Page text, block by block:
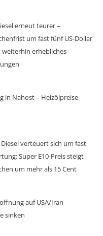
erneut teurer –
um fast fünf US-Dollar
weiterhin erhebliches
in Nahost – Heizölpreise
verteuert sich um fast
Super E10-Preis steigt
um mehr als 15 Cent
auf USA/Iran-
sinken